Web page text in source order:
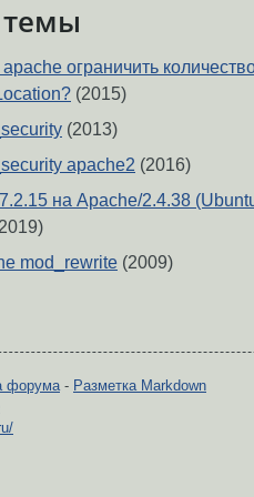
apache ограничить
(2015)
(2013)
apache2 (2016)
на Apache/2.4.38
mod_rewrite (2009)
форума- Разметка Markdown